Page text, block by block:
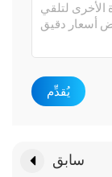
يُقدِّم
سابق